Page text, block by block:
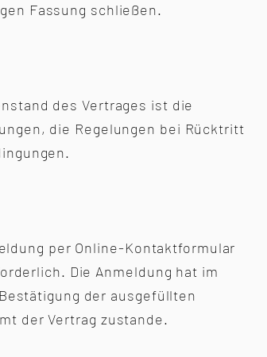
Fassung schließen.
des Vertrages ist die
die Regelungen bei Rücktritt
per Online-Kontaktformular
Die Anmeldung hat im
der ausgefüllten
der Vertrag zustande.